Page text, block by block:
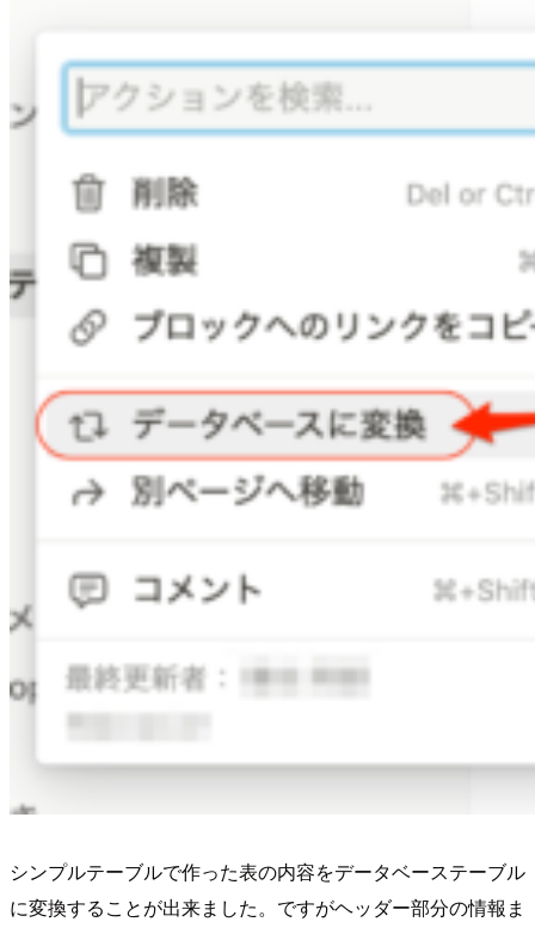
シンプルテーブルで作った表の内容をデータベーステーブル
に変換することが出来ました。ですがヘッダー部分の情報ま